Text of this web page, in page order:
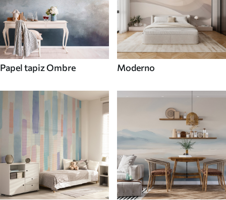
Papel tapiz Ombre Moderno